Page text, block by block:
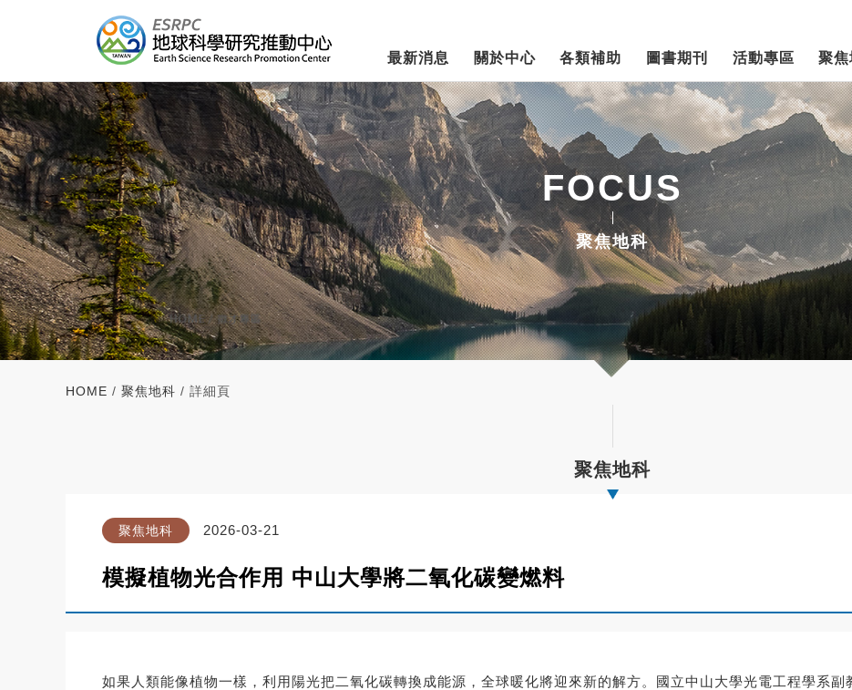
最新消息 關於中心 各類補助 圖書期刊 活動專區 聚
FOCUS
聚焦地科
HOME / 聚焦地科 / 詳細頁
聚焦地科
聚焦地科 2026-03-21
模擬植物光合作用 中山大學將二氧化碳變燃料
如果人類能像植物一樣，利用陽光把二氧化碳轉換成能源，全球暖化將迎來新的解方。國立中山大學光電工程學系